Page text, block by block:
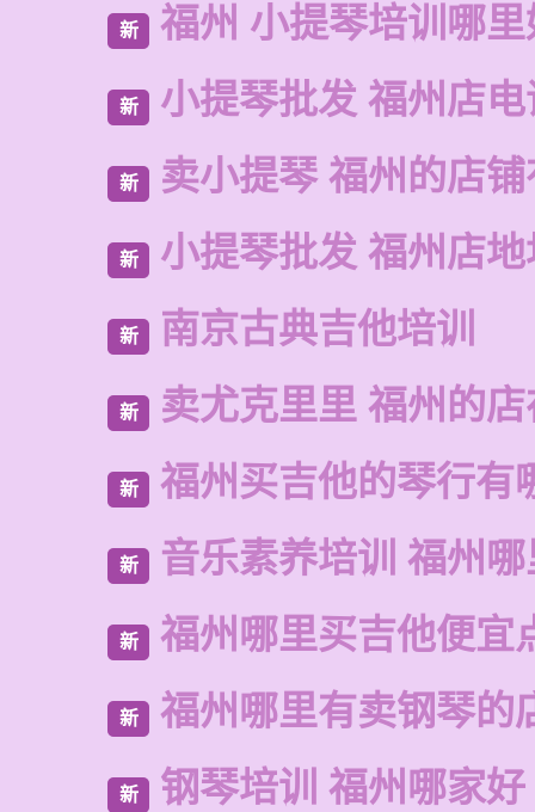
新 福州 小提琴培训哪
新 小提琴批发 福州店电
新 卖小提琴 福州的店
新 小提琴批发 福州店
新 南京古典吉他培训
新 卖尤克里里 福州的
新 福州买吉他的琴行有
新 音乐素养培训 福州
新 福州哪里买吉他便宜
新 福州哪里有卖钢琴的
新 钢琴培训 福州哪家好